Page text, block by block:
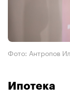
Фото: Антропов
Ипотека